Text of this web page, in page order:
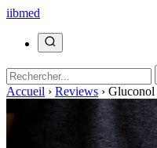
iibmed
Accueil › Reviews › Gluconol